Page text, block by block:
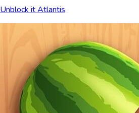
Unblock it Atlantis